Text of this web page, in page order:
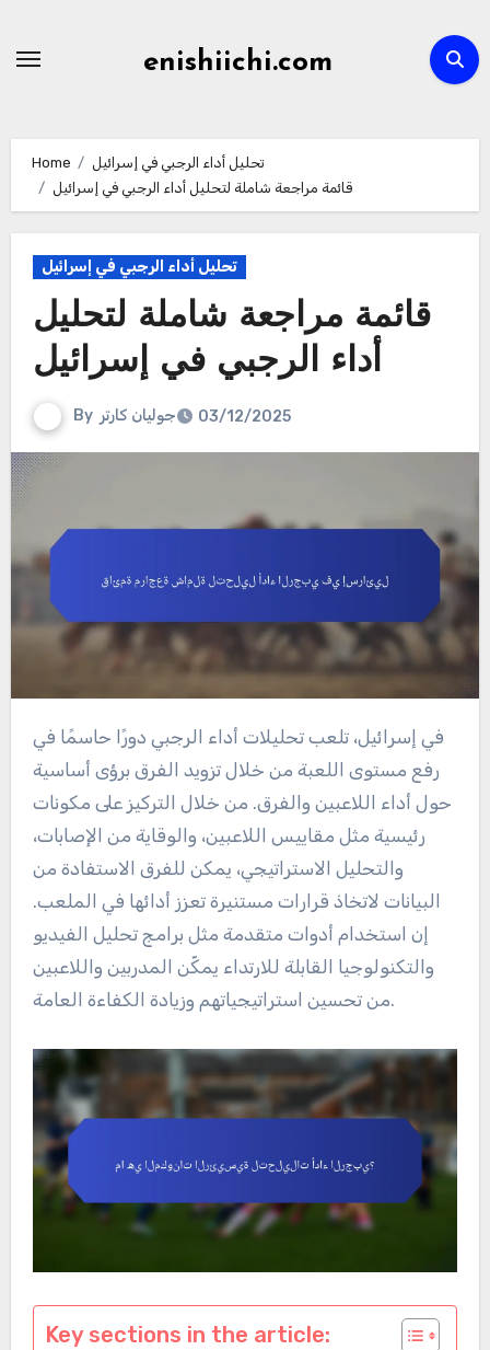
enishiichi.com
Home
تحليل أداء الرجبي في إسرائيل
قائمة مراجعة شاملة لتحليل أداء الرجبي في إسرائيل
تحليل أداء الرجبي في إسرائيل
قائمة مراجعة شاملة لتحليل
أداء الرجبي في إسرائيل
By جوليان كارتر 03/12/2025
في إسرائيل، تلعب تحليلات أداء الرجبي دورًا حاسمًا في
رفع مستوى اللعبة من خلال تزويد الفرق برؤى أساسية
حول أداء اللاعبين والفرق. من خلال التركيز على مكونات
رئيسية مثل مقاييس اللاعبين، والوقاية من الإصابات،
والتحليل الاستراتيجي، يمكن للفرق الاستفادة من
البيانات لاتخاذ قرارات مستنيرة تعزز أدائها في الملعب.
إن استخدام أدوات متقدمة مثل برامج تحليل الفيديو
والتكنولوجيا القابلة للارتداء يمكّن المدربين واللاعبين
من تحسين استراتيجياتهم وزيادة الكفاءة العامة.
Key sections in the article: